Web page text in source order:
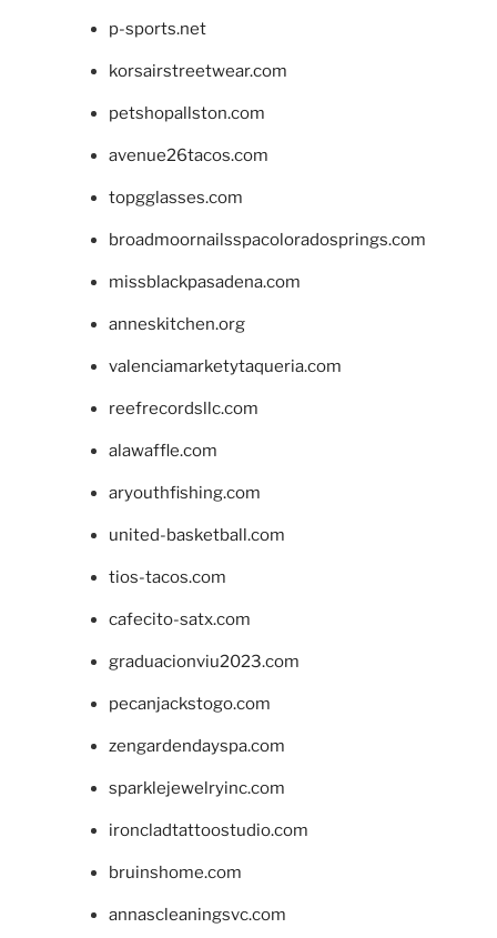
p-sports.net
korsairstreetwear.com
petshopallston.com
avenue26tacos.com
topgglasses.com
broadmoornailsspacoloradosprings.com
missblackpasadena.com
anneskitchen.org
valenciamarketytaqueria.com
reefrecordsllc.com
alawaffle.com
aryouthfishing.com
united-basketball.com
tios-tacos.com
cafecito-satx.com
graduacionviu2023.com
pecanjackstogo.com
zengardendayspa.com
sparklejewelryinc.com
ironcladtattoostudio.com
bruinshome.com
annascleaningsvc.com